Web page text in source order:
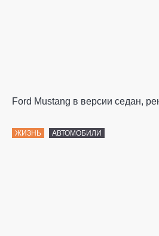
Ford Mustang в версии седан,
ЖИЗНЬ АВТОМОБИЛИ